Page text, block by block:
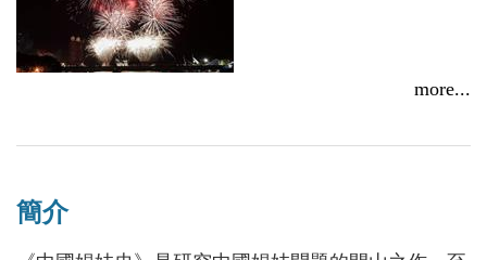
2014/11/17
more...
簡介